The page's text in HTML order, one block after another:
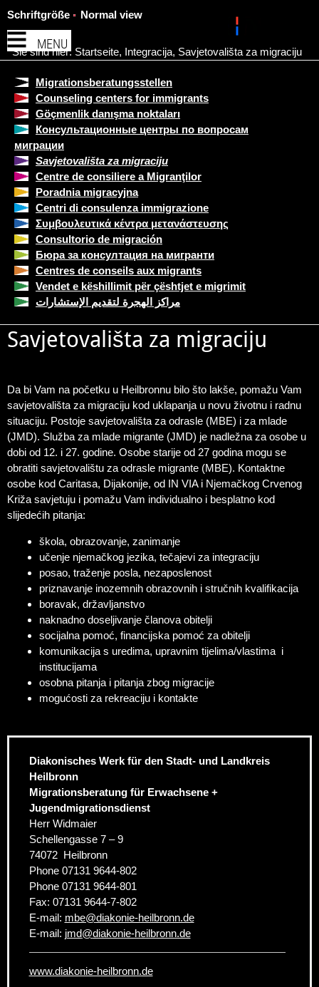
MENU
Schriftgröße Normal view
Sie sind hier: Startseite, Integracija, Savjetovališta za migraciju
Migrationsberatungsstellen
Counseling centers for immigrants
Göçmenlik danışma noktaları
Консультационные центры по вопросам
миграции
Savjetovališta za migraciju
Centre de consiliere a Migranţilor
Poradnia migracyjna
Centri di consulenza immigrazione
Συμβουλευτικά κέντρα μετανάστευσης
Consultorio de migración
Бюра за консултация на мигранти
Centres de conseils aux migrants
Vendet e këshillimit për çështjet e migrimit
مراكز الهجرة لتقديم الإستشارات
Savjetovališta za migraciju
Da bi Vam na početku u Heilbronnu bilo što lakše, pomažu Vam
savjetovališta za migraciju kod uklapanja u novu životnu i radnu
situaciju. Postoje savjetovališta za odrasle (MBE) i za mlade
(JMD). Služba za mlade migrante (JMD) je nadležna za osobe u
dobi od 12. i 27. godine. Osobe starije od 27 godina mogu se
obratiti savjetovalištu za odrasle migrante (MBE). Kontaktne
osobe kod Caritasa, Dijakonije, od IN VIA i Njemačkog Crvenog
Križa savjetuju i pomažu Vam individualno i besplatno kod
slijedećih pitanja:
škola, obrazovanje, zanimanje
učenje njemačkog jezika, tečajevi za integraciju
posao, traženje posla, nezaposlenost
priznavanje inozemnih obrazovnih i stručnih kvalifikacija
boravak, državljanstvo
naknadno doseljivanje članova obitelji
socijalna pomoć, financijska pomoć za obitelji
komunikacija s uredima, upravnim tijelima/vlastima i
institucijama
osobna pitanja i pitanja zbog migracije
mogućosti za rekreaciju i kontakte
Diakonisches Werk für den Stadt- und Landkreis
Heilbronn
Migrationsberatung für Erwachsene +
Jugendmigrationsdienst
Herr Widmaier
Schellengasse 7 – 9
74072 Heilbronn
Phone 07131 9644-802
Phone 07131 9644-801
Fax: 07131 9644-7-802
E-mail: mbe@diakonie-heilbronn.de
E-mail: jmd@diakonie-heilbronn.de
www.diakonie-heilbronn.de